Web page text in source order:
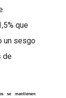
que
un sesgo
de